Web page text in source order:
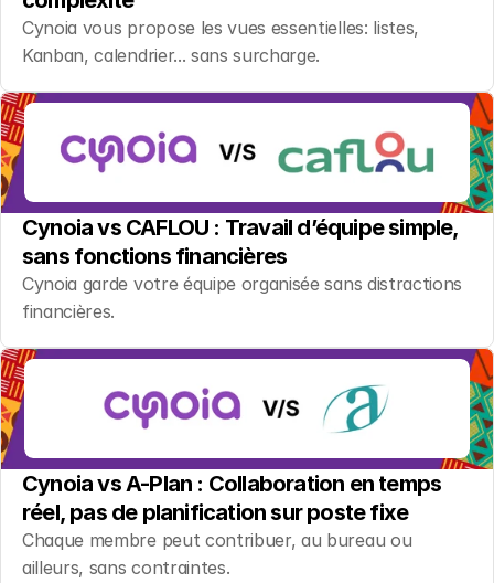
Cynoia vous propose les vues essentielles: listes,
Kanban, calendrier... sans surcharge.
Cynoia vs CAFLOU : Travail d’équipe simple,
sans fonctions financières
Cynoia garde votre équipe organisée sans distractions
financières.
Cynoia vs A-Plan : Collaboration en temps
réel, pas de planification sur poste fixe
Chaque membre peut contribuer, au bureau ou
ailleurs, sans contraintes.